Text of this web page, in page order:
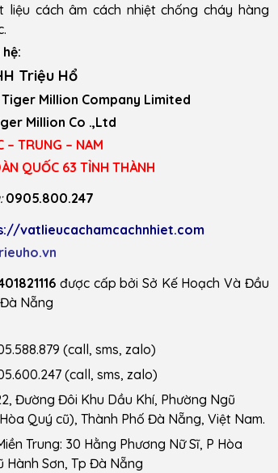
liệu cách âm cách nhiệt chống cháy hàng
Triệu Hổ
Tiger Million Company Limited
Million Co .,Ltd
– TRUNG – NAM
QUỐC 63 TỈNH THÀNH
0905.800.247
vatlieucachamcachnhiet.com
được cấp bởi Sở Kế Hoạch Và Đầu
Nẵng
(call, sms, zalo)
(call, sms, zalo)
Đường Đôi Khu Dầu Khí, Phường Ngũ
Quý cũ), Thành Phố Đà Nẵng, Việt Nam.
Trung: 30 Hằng Phương Nữ Sĩ, P Hòa
Hành Sơn, Tp Đà Nẵng